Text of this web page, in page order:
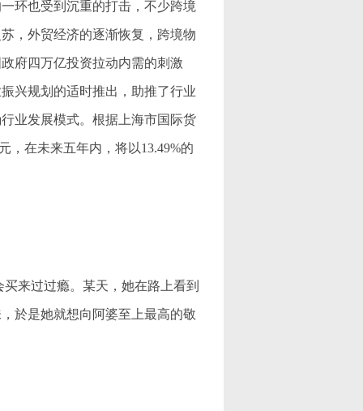
环也受到沉重的打击，不少跨境
，外贸经济的逐渐恢复，跨境物
府四万亿投资拉动内需的刺激
兴规划的适时推出，助推了行业
业发展模式。根据上海市国际货
，在未来五年内，将以13.49%的
来过过瘾。某天，她在路上看到
於是她就想向阿婆至上最高的敬